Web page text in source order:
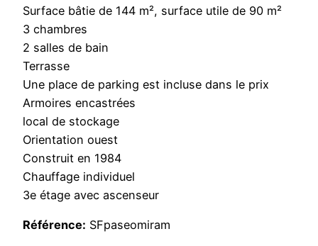
Surface bâtie de 144 m², surface utile de 90 m²
3 chambres
2 salles de bain
Terrasse
Une place de parking est incluse dans le prix
Armoires encastrées
local de stockage
Orientation ouest
Construit en 1984
Chauffage individuel
3e étage avec ascenseur
Référence: SFpaseomiram